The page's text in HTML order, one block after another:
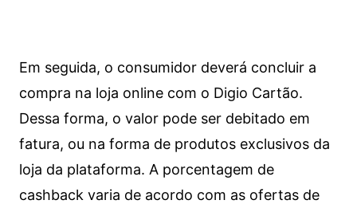
Em seguida, o consumidor deverá concluir a
compra na loja online com o Digio Cartão.
Dessa forma, o valor pode ser debitado em
fatura, ou na forma de produtos exclusivos da
loja da plataforma. A porcentagem de
cashback varia de acordo com as ofertas de